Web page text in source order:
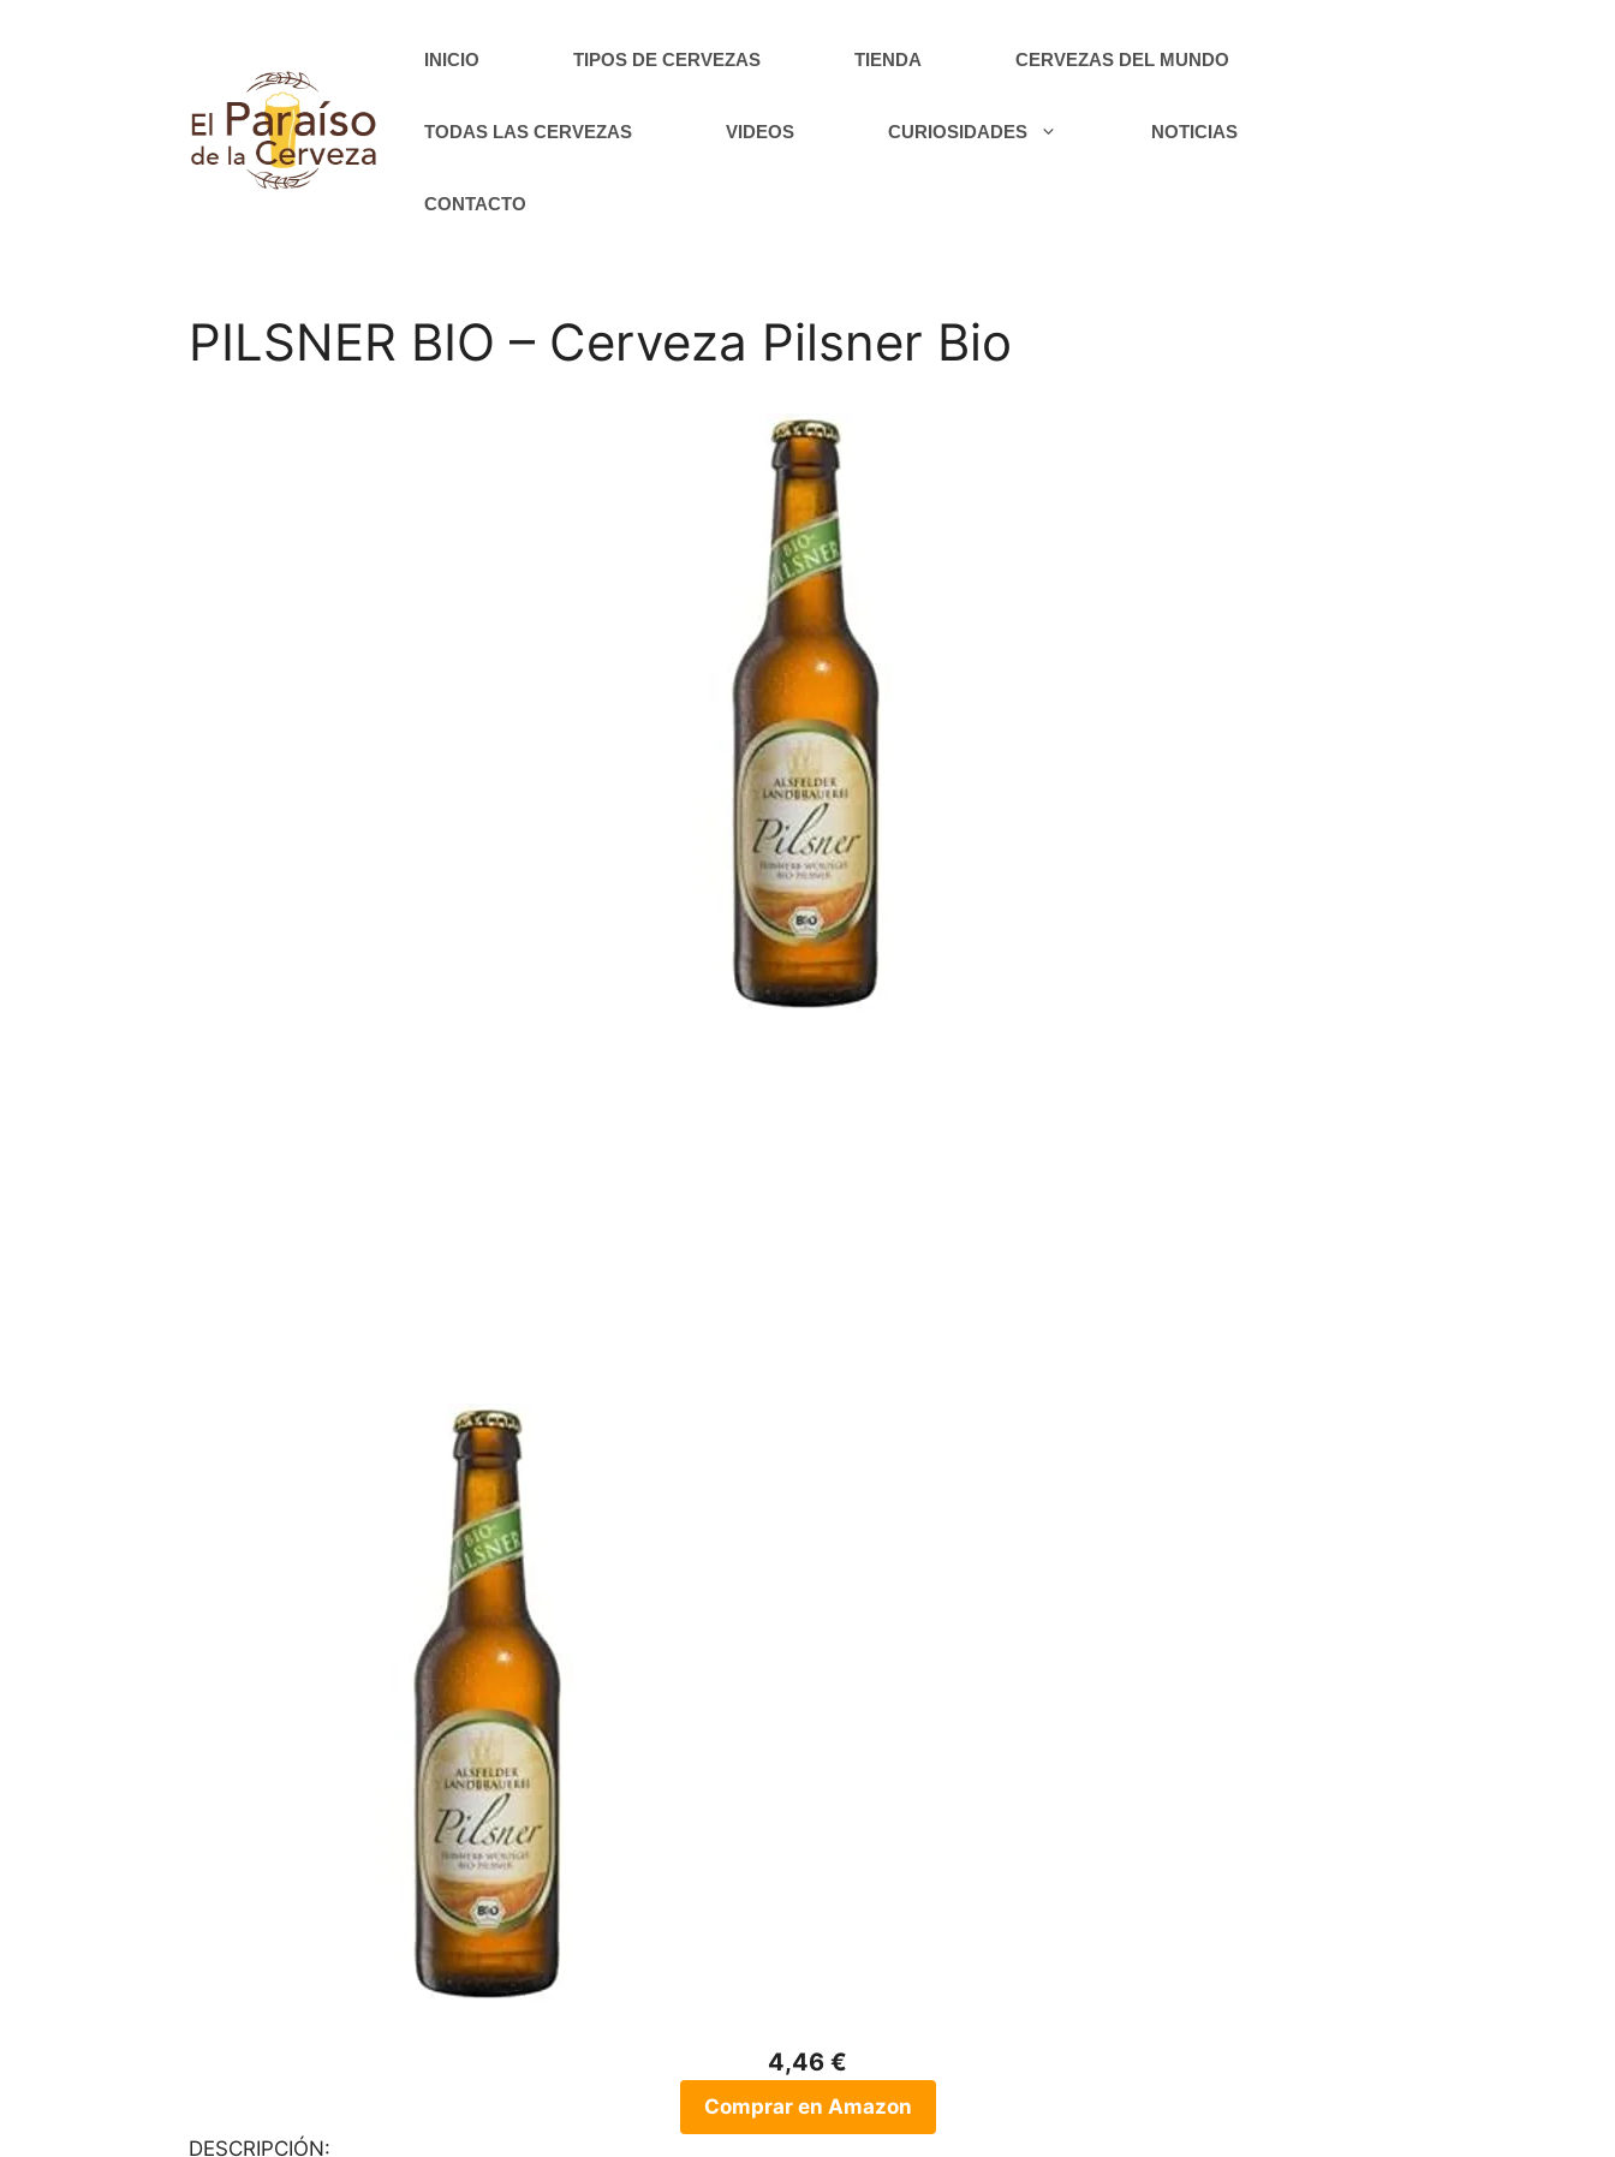
INICIO TIPOS DE CERVEZAS TIENDA CERVEZAS DEL MUNDO
TODAS LAS CERVEZAS VIDEOS CURIOSIDADES NOTICIAS
CONTACTO
PILSNER BIO – Cerveza Pilsner Bio
4,46 €
Comprar en Amazon
DESCRIPCIÓN: